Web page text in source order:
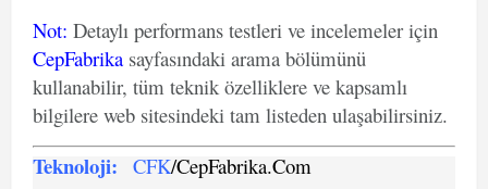
Not: Detaylı performans testleri ve incelemeler için
CepFabrika sayfasındaki arama bölümünü
kullanabilir, tüm teknik özelliklere ve kapsamlı
bilgilere web sitesindeki tam listeden ulaşabilirsiniz.
Teknoloji: CFK/CepFabrika.Com